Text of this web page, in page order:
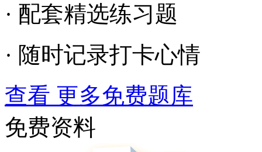
· 配套精选练习题
· 随时记录打卡心情
查看 更多免费题库
免费资料